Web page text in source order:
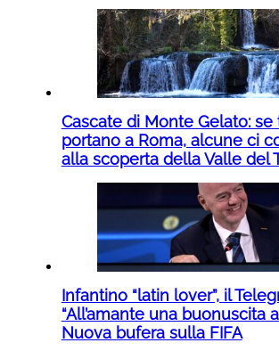
Cascate di Monte Gelato:
portano a Roma, alcune ci
alla scoperta della Valle del
Infantino “latin lover”, il
“All’amante una buonuscita
Nuova bufera sulla FIFA